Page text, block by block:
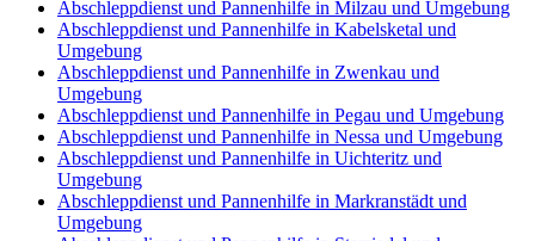
Abschleppdienst und Pannenhilfe in Milzau und Umgebung
Abschleppdienst und Pannenhilfe in Kabelsketal und
Umgebung
Abschleppdienst und Pannenhilfe in Zwenkau und
Umgebung
Abschleppdienst und Pannenhilfe in Pegau und Umgebung
Abschleppdienst und Pannenhilfe in Nessa und Umgebung
Abschleppdienst und Pannenhilfe in Uichteritz und
Umgebung
Abschleppdienst und Pannenhilfe in Markranstädt und
Umgebung